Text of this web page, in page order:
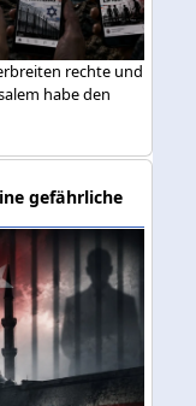
rechte und
habe den
gefährliche